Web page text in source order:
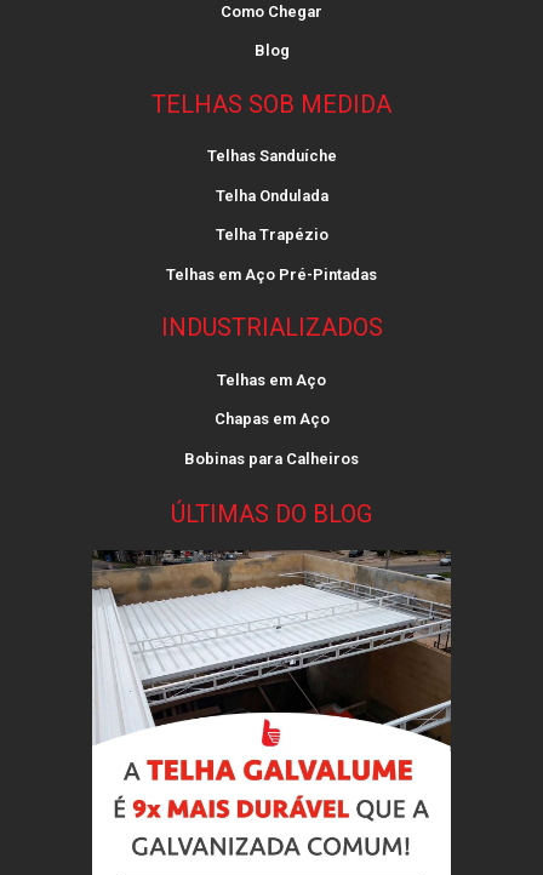
Como Chegar
Blog
TELHAS SOB MEDIDA
Telhas Sanduíche
Telha Ondulada
Telha Trapézio
Telhas em Aço Pré-Pintadas
INDUSTRIALIZADOS
Telhas em Aço
Chapas em Aço
Bobinas para Calheiros
ÚLTIMAS DO BLOG